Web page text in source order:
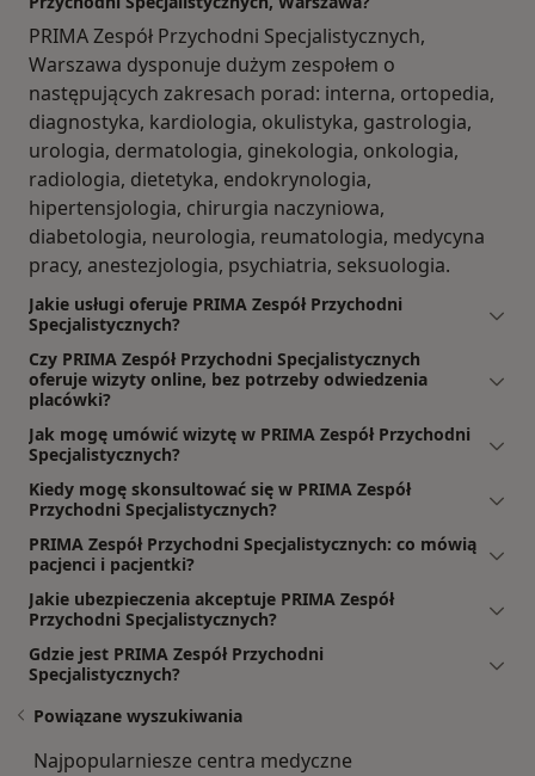
PRIMA Zespół Przychodni Specjalistycznych,
Warszawa dysponuje dużym zespołem o
następujących zakresach porad: interna, ortopedia,
diagnostyka, kardiologia, okulistyka, gastrologia,
urologia, dermatologia, ginekologia, onkologia,
radiologia, dietetyka, endokrynologia,
hipertensjologia, chirurgia naczyniowa,
diabetologia, neurologia, reumatologia, medycyna
pracy, anestezjologia, psychiatria, seksuologia.
Jakie usługi oferuje PRIMA Zespół Przychodni
Specjalistycznych?
Czy PRIMA Zespół Przychodni Specjalistycznych
oferuje wizyty online, bez potrzeby odwiedzenia
placówki?
Jak mogę umówić wizytę w PRIMA Zespół Przychodni
Specjalistycznych?
Kiedy mogę skonsultować się w PRIMA Zespół
Przychodni Specjalistycznych?
PRIMA Zespół Przychodni Specjalistycznych: co mówią
pacjenci i pacjentki?
Jakie ubezpieczenia akceptuje PRIMA Zespół
Przychodni Specjalistycznych?
Gdzie jest PRIMA Zespół Przychodni
Specjalistycznych?
Powiązane wyszukiwania
Najpopularniesze centra medyczne